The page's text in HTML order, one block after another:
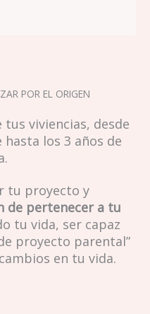
POR EL ORIGEN
viviencias, desde
los 3 años de
tu proyecto y
de pertenecer a tu
tu vida, ser capaz
proyecto parental”
en tu vida.